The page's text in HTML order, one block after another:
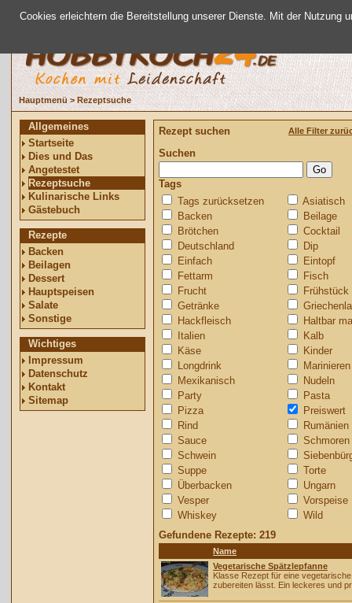
Hauptmenü > Rezeptsuche
Allgemeines
Startseite
Dies und Das
Angetestet
Rezeptsuche
Kulinarische Links
Gästebuch
Rezepte
Backen
Beilagen
Dessert
Hauptspeisen
Salate
Sonstige
Wichtiges
Impressum
Datenschutz
Kontakt
Sitemap
Rezept suchen
Suchen
Tags
Tags zurücksetzen
Asiatisch
Backen
Beilage
Brötchen
Cocktail
Deutschland
Dip
Einfach
Eintopf
Fettarm
Fisch
Frucht
Frühstück
Getränke
Hackfleisch
Haltbar
Italien
Kalb
Käse
Kinder
Longdrink
Marinieren
Mexikanisch
Nudeln
Party
Pasta
Pizza
Preiswert
Rind
Rumänien
Sauce
Schmoren
Schwein
Suppe
Torte
Überbacken
Ungarn
Vesper
Vorspeise
Whiskey
Wild
Alle Filter
Gefundene Rezepte: 219
Name
Vegetarische Spätzlepfanne
Klasse Rezept für eine
zubereiten lässt. Ein leckeres und
Cookies erleichtern die Bereitstellung unserer Dienste. Mit der Nutzung